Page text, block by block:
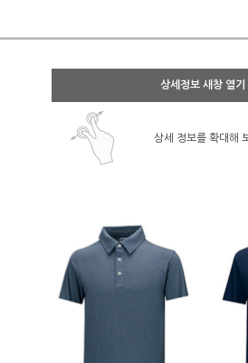
상세정보 새창 열기
상세 정보를 확대해